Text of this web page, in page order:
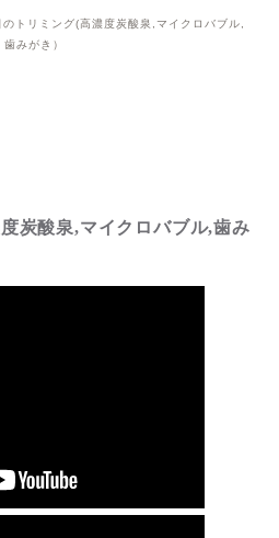
のトリミング(高濃度炭酸泉,マイクロバブル,
歯みがき）
炭酸泉,マイクロバブル,歯み